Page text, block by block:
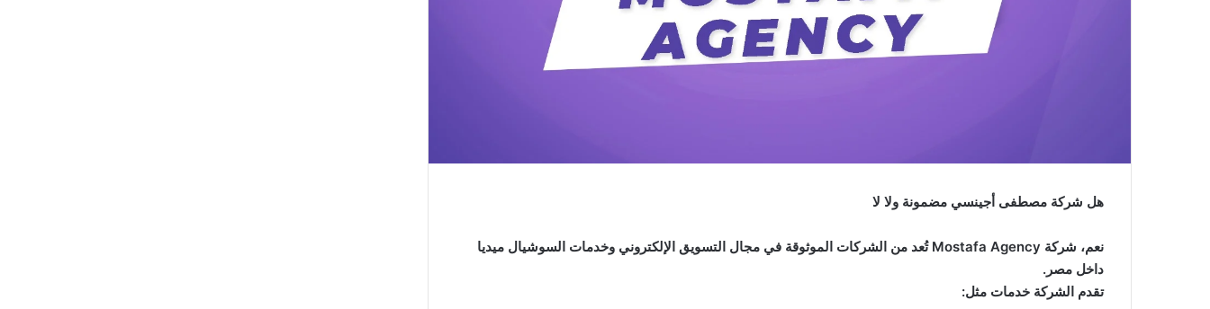
هل شركة مصطفى أجينسي مضمونة ولا لا
نعم، شركة Mostafa Agency تُعد من الشركات الموثوقة في مجال التسويق الإلكتروني وخدمات السوشيال ميديا
داخل مصر.
تقدم الشركة خدمات مثل: